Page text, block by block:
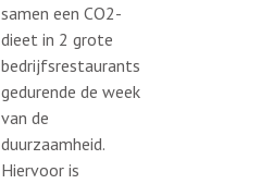
samen een CO2-
dieet in 2 grote
bedrijfsrestaurants
gedurende de week
van de
duurzaamheid.
Hiervoor is